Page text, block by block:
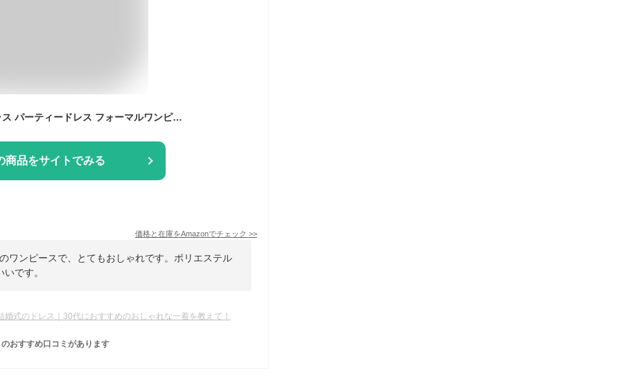
[DRESS+] ドレスプラス パーティードレス フォーマルワンピース レース 長袖 七分袖 フレアワンピース ロング丈 ウエストゴム レディース XLサイズ ブルーグレー
商品をサイトでみる
価格と在庫をAmazonでチェック >>
ワンピースで、とてもおしゃれです。ポリエステル
です。
婚式のドレス｜30代におすすめのおしゃれな一着を教えて！
のおすすめ口コミがあります